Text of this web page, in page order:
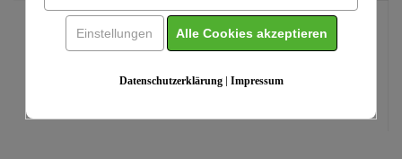
Einzelpreis:
Einstellungen Alle Cookies akzeptieren
Datenschutzerklärung| Impressum